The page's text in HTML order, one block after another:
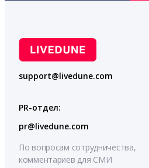
support@livedune.com
PR-отдел:
pr@livedune.com
По вопросам сотрудничества,
комментариев для СМИ